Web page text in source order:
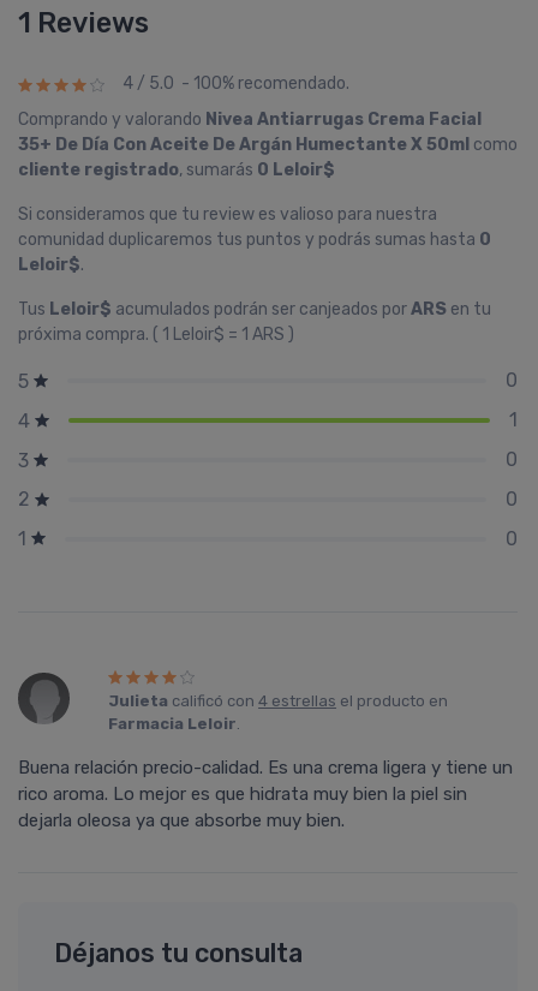
1 Reviews
4 / 5.0 - 100% recomendado.
Comprando y valorando Nivea Antiarrugas Crema Facial
35+ De Dí­a Con Aceite De Argán Humectante X 50ml como
cliente registrado, sumarás 0 Leloir$
Si consideramos que tu review es valioso para nuestra
comunidad duplicaremos tus puntos y podrás sumas hasta 0
Leloir$.
Tus Leloir$ acumulados podrán ser canjeados porARS en tu
próxima compra. ( 1 Leloir$ = 1 ARS )
5
0
4
1
3
0
2
0
1
0
Julieta calificó con4 estrellas el producto en
Farmacia Leloir.
Buena relación precio-calidad. Es una crema ligera y tiene un
rico aroma. Lo mejor es que hidrata muy bien la piel sin
dejarla oleosa ya que absorbe muy bien.
Déjanos tu consulta